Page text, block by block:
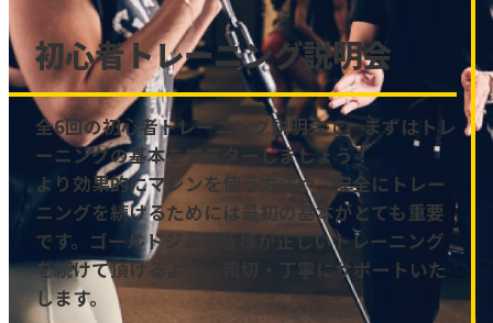
初心者トレーニング説明会
全6回の初心者トレーニング説明会で、まずはトレ
ーニングの基本をマスターしましょう！
より効果的にマシンを使う方法や、安全にトレー
ニングを続けるためには最初の基本がとても重要
です。ゴールドジムは皆様が正しいトレーニング
を続けて頂けるよう、親切・丁寧にサポートいた
します。